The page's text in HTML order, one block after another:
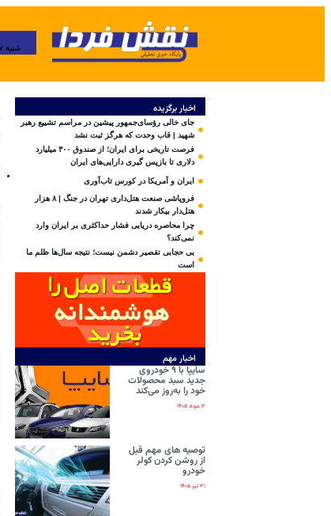
شنبه ۱۷ مرداد ۱۴۰۵
اخبار برگزیده
جای خالی رؤسای‌جمهور پیشین در مراسم تشییع رهبر
شهید | قاب وحدت که هرگز ثبت نشد
فرصت تاریخی برای ایران؛ از صندوق ۳۰۰ میلیارد
دلاری تا بازپس گیری دارایی‌های ایران
ایران و آمریکا در کورس تاب‌آوری
فروپاشی صنعت هتل‌داری تهران در جنگ | ۸ هزار
هتل‌دار بیکار شدند
چرا محاصره دریایی فشار حداکثری بر ایران وارد
نمی‌کند؟
بی‌ حجابی تقصیر دشمن نیست؛ نتیجه سال‌ها ظلم ما
است
اخبار مهم
سایپا با ۹ خودروی
جدید سبد محصولات
خود را به‌روز می‌کند
۳ مرداد ۱۴۰۵
توصیه های مهم قبل
از روشن کردن کولر
خودرو
۳۱ تیر ۱۴۰۵